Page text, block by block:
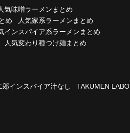
気味噌ラーメンまとめ
め
人気家系ラーメンまとめ
インスパイア系ラーメンまとめ
人気変わり種つけ麺まとめ
郎インスパイア汁なし
TAKUMEN LABO